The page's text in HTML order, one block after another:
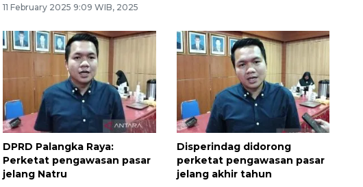
11 February 2025 9:09 WIB, 2025
DPRD Palangka Raya:
Perketat pengawasan pasar
jelang Natru
Disperindag didorong
perketat pengawasan pasar
jelang akhir tahun